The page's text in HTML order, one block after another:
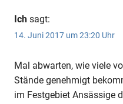
Ich sagt:
14. Juni 2017 um 23:20 Uhr
Mal abwarten, wie viele
Stände genehmigt
im Festgebiet Ansässige